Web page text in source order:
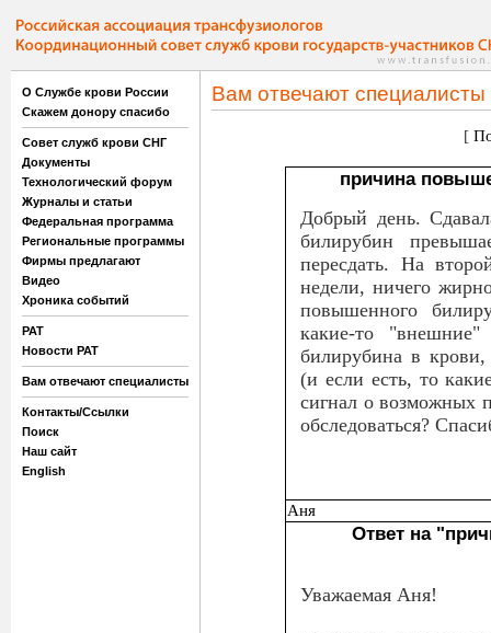
О Службе крови России
Скажем донору спасибо
Совет служб крови СНГ
Документы
Технологический форум
Журналы и статьи
Федеральная программа
Региональные программы
Фирмы предлагают
Видео
Хроника событий
РАТ
Новости РАТ
Вам отвечают специалисты
Контакты/Ссылки
Поиск
Наш сайт
English
Вам отвечают специалисты
[
причина
Добрый день.
билирубин
пересдать. На
недели, ничего
повышенного
какие-то
билирубина в крови,
(и если есть, то
сигнал о возможных
обследоваться?
Аня
Ответ на
Уважаемая Аня!